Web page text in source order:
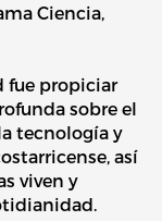
Ciencia,
fue propiciar
sobre el
tecnología y
así
viven y